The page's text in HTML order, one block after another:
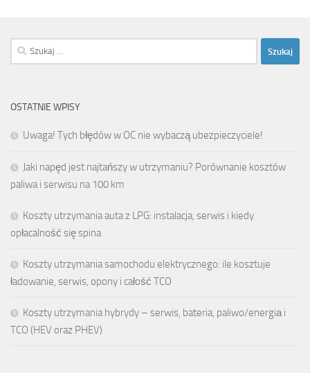
Szukaj:
OSTATNIE WPISY
Uwaga! Tych błędów w OC nie wybaczą ubezpieczyciele!
Jaki napęd jest najtańszy w utrzymaniu? Porównanie kosztów
paliwa i serwisu na 100 km
Koszty utrzymania auta z LPG: instalacja, serwis i kiedy
opłacalność się spina
Koszty utrzymania samochodu elektrycznego: ile kosztuje
ładowanie, serwis, opony i całość TCO
Koszty utrzymania hybrydy – serwis, bateria, paliwo/energiа i
TCO (HEV oraz PHEV)